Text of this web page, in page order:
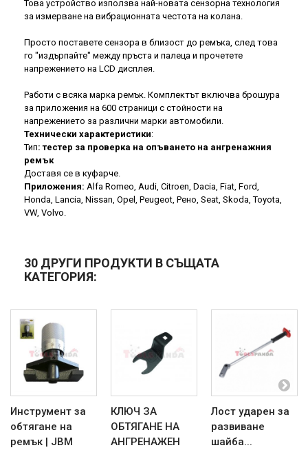
Това устройство използва най-новата сензорна технология
за измерване на вибрационната честота на колана.
Просто поставете сензора в близост до ремъка, след това
го "издърпайте" между пръста и палеца и прочетете
напрежението на LCD дисплея.
Работи с всяка марка ремък. Комплектът включва брошура
за приложения на 600 страници с стойности на
напрежението за различни марки автомобили.
Технически характеристики:
Тип:тестер за проверка на опъването на ангренажния
ремък
Доставя се в куфарче.
Приложения: Alfa Romeo, Audi, Citroen, Dacia, Fiat, Ford,
Honda, Lancia, Nissan, Opel, Peugeot, Рено, Seat, Skoda, Toyota,
VW, Volvo.
30 ДРУГИ ПРОДУКТИ В СЪЩАТА
КАТЕГОРИЯ:
Инструмент за
обтягане на
ремък | JBM
КЛЮЧ ЗА
ОБТЯГАНЕ НА
АНГРЕНАЖЕН
Лост ударен за
развиване
шайба...